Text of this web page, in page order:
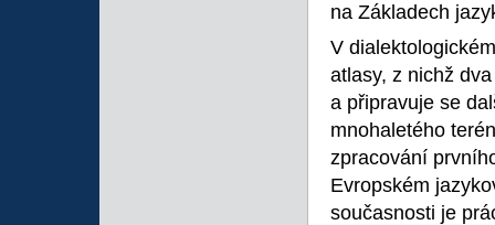
na Základech
V
atlasy, z nichž
a připravuje se
mnohaletého
zpracování
Evropském
současnosti je